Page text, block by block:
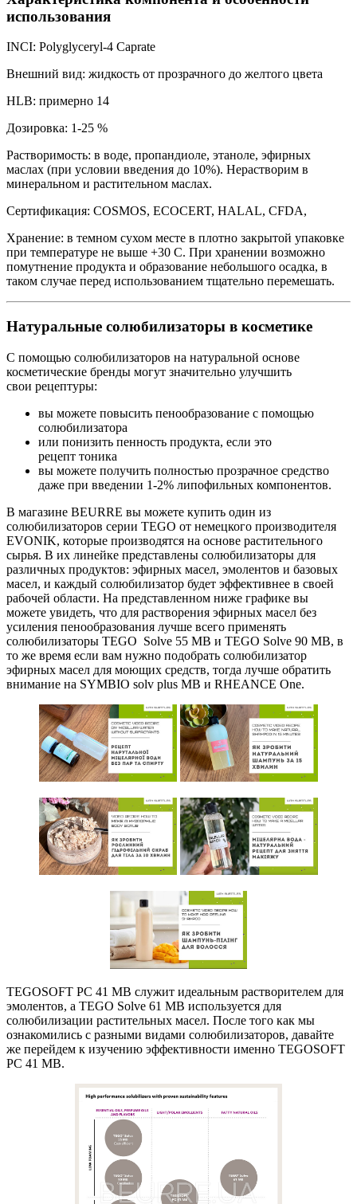
использования
INCI: Polyglyceryl-4 Caprate
Внешний вид: жидкость от прозрачного до желтого цвета
HLB: примерно 14
Дозировка: 1-25 %
Растворимость: в воде, пропандиоле, этаноле, эфирных
маслах (при условии введения до 10%). Нерастворим в
минеральном и растительном маслах.
Сертификация: COSMOS, ECOCERT, HALAL, CFDA,
Хранение: в темном сухом месте в плотно закрытой упаковке
при температуре не выше +30 С. При хранении возможно
помутнение продукта и образование небольшого осадка, в
таком случае перед использованием тщательно перемешать.
Натуральные солюбилизаторы в косметике
С помощью солюбилизаторов на натуральной основе
косметические бренды могут значительно улучшить
свои рецептуры:
вы можете повысить пенообразование с помощью
солюбилизатора
или понизить пенность продукта, если это
рецепт тоника
вы можете получить полностью прозрачное средство
даже при введении 1-2% липофильных компонентов.
В магазине BEURRE вы можете купить один из
солюбилизаторов серии TEGO от немецкого производителя
EVONIK, которые производятся на основе растительного
сырья. В их линейке представлены солюбилизаторы для
различных продуктов: эфирных масел, эмолентов и базовых
масел, и каждый солюбилизатор будет эффективнее в своей
рабочей области. На представленном ниже графике вы
можете увидеть, что для растворения эфирных масел без
усиления пенообразования лучше всего применять
солюбилизаторы TEGO Solve 55 MB и TEGO Solve 90 MB, в
то же время если вам нужно подобрать солюбилизатор
эфирных масел для моющих средств, тогда лучше обратить
внимание на SYMBIO solv plus MB и RHEANCE One.
TEGOSOFT PC 41 MB служит идеальным растворителем для
эмолентов, а TEGO Solve 61 MB используется для
солюбилизации растительных масел. После того как мы
ознакомились с разными видами солюбилизаторов, давайте
же перейдем к изучению эффективности именно TEGOSOFT
PC 41 MB.